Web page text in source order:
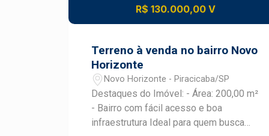
304), conectando-o rapidamente ao
da região, além de oferecer acesso a
polos comerciais e áreas de lazer.
R$ 130.000,00 V
Terreno à venda no bairro Novo
Horizonte
Novo Horizonte - Piracicaba/SP
Destaques do Imóvel: - Área: 200,00 m²
- Bairro com fácil acesso e boa
infraestrutura Ideal para quem busca